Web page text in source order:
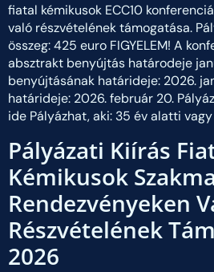
fiatal kémikusok ECC10
való részvételének támogatása.
összeg: 425 euro FIGYELEM! A
absztrakt benyújtás határodeje
benyújtásának határideje: 2026.
határideje: 2026. február 20.
ide Pályázhat, aki: 35 év alatti
Pályázati Kiírás
Kémikusok
Rendezvényeken
Részvételének
2026